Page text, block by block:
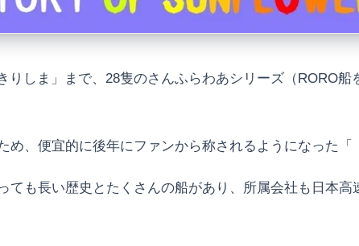
しま」まで、28隻のさんふらわあシリーズ（RORO
、便宜的に後年にファンから称されるようになった「
も長い歴史とたくさんの船があり、所属会社も日本